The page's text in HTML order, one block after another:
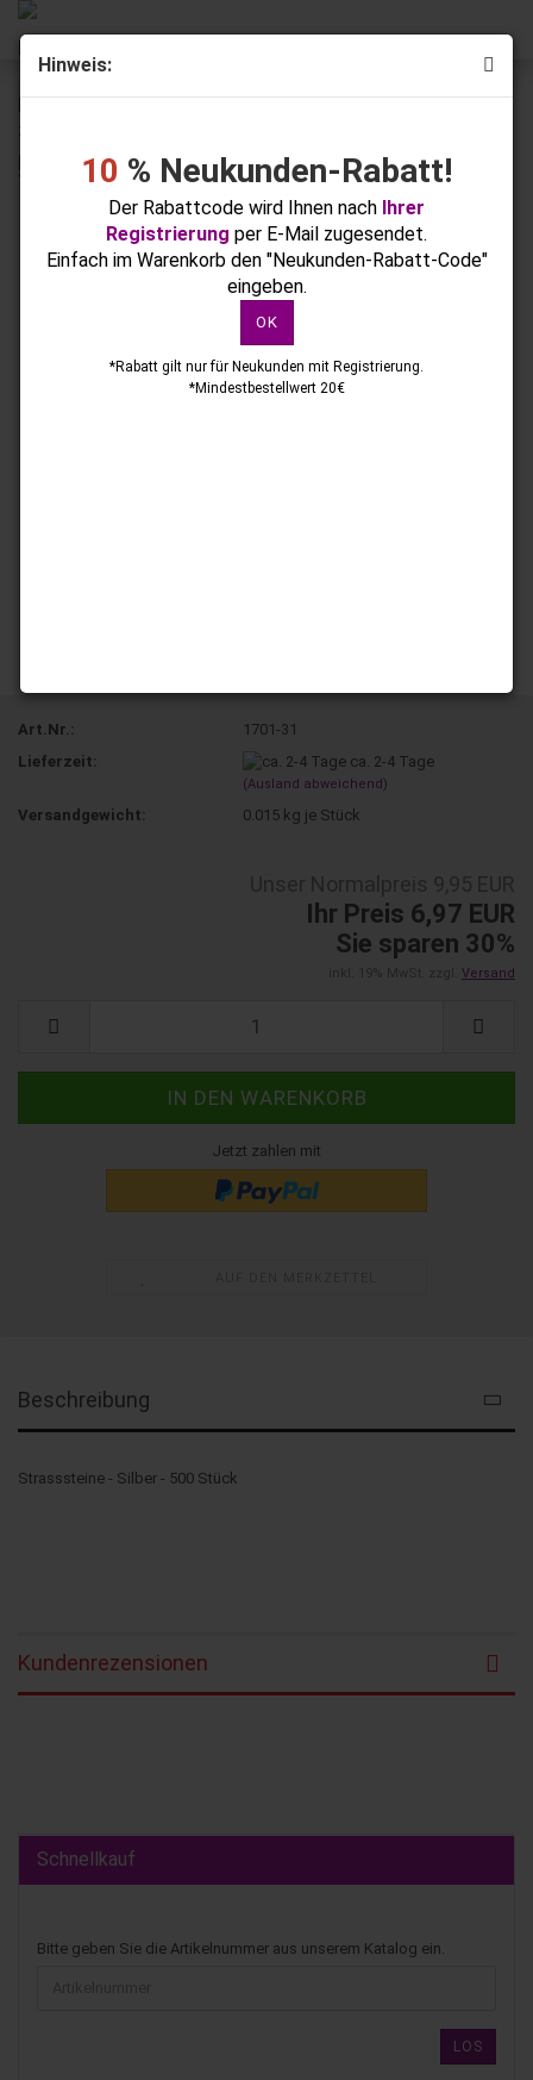
Hinweis:
10 % Neukunden-Rabatt!
Der Rabattcode wird Ihnen nach Ihrer
Registrierung per E-Mail zugesendet.
Einfach im Warenkorb den "Neukunden-Rabatt-Code"
eingeben.
OK
*Rabatt gilt nur für Neukunden mit Registrierung.
*Mindestbestellwert 20€
« Erster « zurück weiter »
Letzter »
21
Strasssteine - Silber - 500 Stück
Art.Nr.:
1701-31
Lieferzeit:
ca. 2-4 Tage
(Ausland abweichend)
Versandgewicht: 0.015 kg je Stück
Ihr Preis 6,97 EUR
Sie sparen 30%
Versand
Jetzt zahlen mit
Beschreibung
Strasssteine - Silber - 500 Stück
Kundenrezensionen
Schnellkauf
Bitte geben Sie die Artikelnummer aus unserem Katalog ein.
LOS